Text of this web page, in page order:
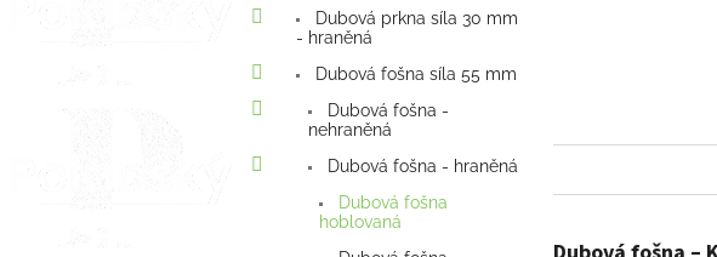
Dubová prkna síla 30 mm
- hraněná
Dubová fošna síla 55 mm
Dubová fošna -
nehraněná
Dubová fošna - hraněná
Dubová fošna
hoblovaná